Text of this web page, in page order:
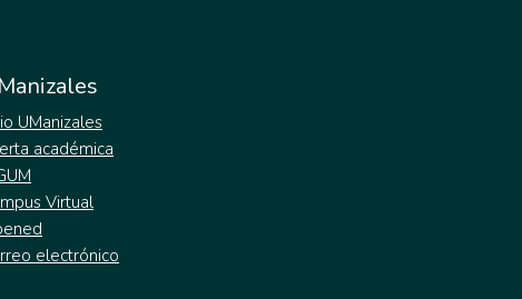
UManizales
académica
Virtual
electrónico